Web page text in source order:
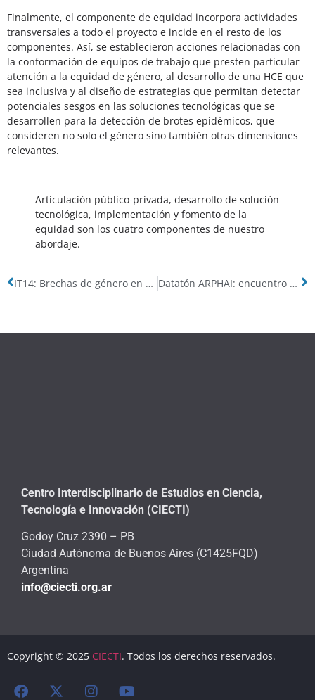
Finalmente, el componente de equidad incorpora actividades
transversales a todo el proyecto e incide en el resto de los
componentes. Así, se establecieron acciones relacionadas con
la conformación de equipos de trabajo que presten particular
atención a la equidad de género, al desarrollo de una HCE que
sea inclusiva y al diseño de estrategias que permitan detectar
potenciales sesgos en las soluciones tecnológicas que se
desarrollen para la detección de brotes epidémicos, que
consideren no solo el género sino también otras dimensiones
relevantes.
Articulación público-privada, desarrollo de solución
tecnológica, implementación y fomento de la
equidad son los cuatro componentes de nuestro
abordaje.
IT14: Brechas de género en el PICT: una mirada sobre el efecto Matilda Datatón ARPHAI: encuentro de equipos de investigación y desarrollo de soluciones
Centro Interdisciplinario de Estudios en Ciencia,
Tecnología e Innovación (CIECTI)
Godoy Cruz 2390 – PB
Ciudad Autónoma de Buenos Aires (C1425FQD)
Argentina
info@ciecti.org.ar
Copyright © 2025 CIECTI. Todos los derechos reservados.